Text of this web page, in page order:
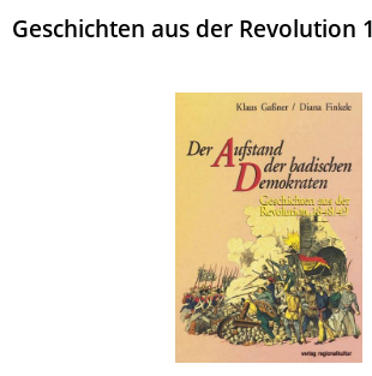
Geschichten aus der Revolution
Bildergalerie überspringen